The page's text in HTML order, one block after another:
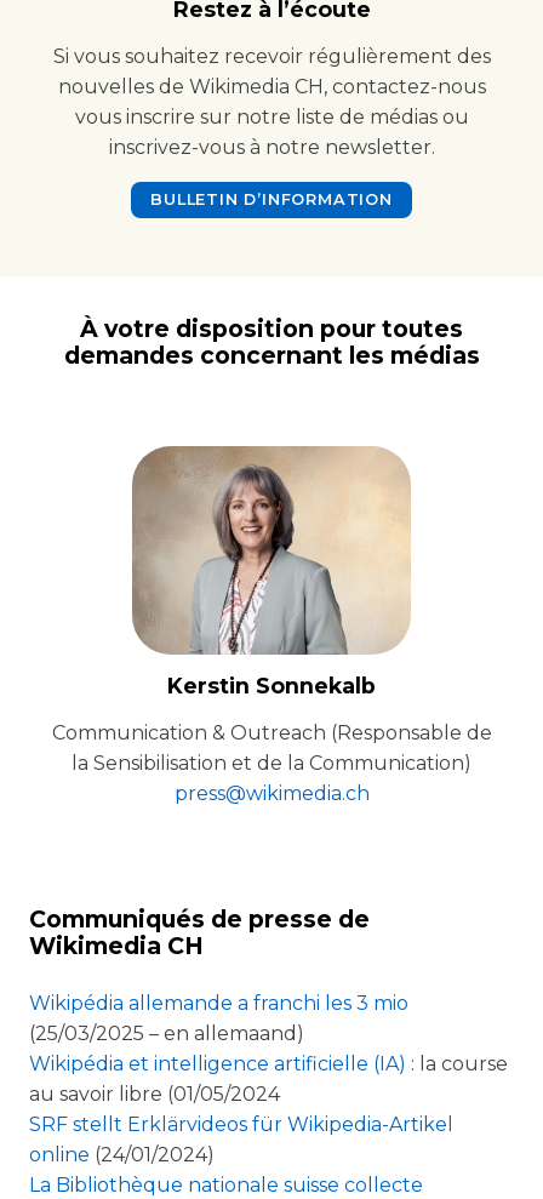
Restez à l’écoute
Si vous souhaitez recevoir régulièrement des
nouvelles de Wikimedia CH, contactez-nous
vous inscrire sur notre liste de médias ou
inscrivez-vous à notre newsletter.
BULLETIN D’INFORMATION
À votre disposition pour toutes
demandes concernant les médias
Kerstin Sonnekalb
Communication & Outreach (Responsable de
la Sensibilisation et de la Communication)
press@wikimedia.ch
Communiqués de presse de
Wikimedia CH
Wikipédia allemande a franchi les 3 mio
(25/03/2025 – en allemaand)
Wikipédia et intelligence artificielle (IA) : la course
au savoir libre (01/05/2024
SRF stellt Erklärvideos für Wikipedia-Artikel
online (24/01/2024)
La Bibliothèque nationale suisse collecte